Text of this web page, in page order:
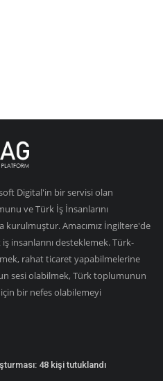
Digital'in bir servisi olan
ve Türk İş İnsanlarını
kurulmuştur. Amacımız İngiltere'de
insanlarını desteklemek. Türk-
rahat ticaret yapabilmelerine
sesi olabilmek, Türk toplumunun
bir nefes olabilemeyi
48 kişi tutuklandı